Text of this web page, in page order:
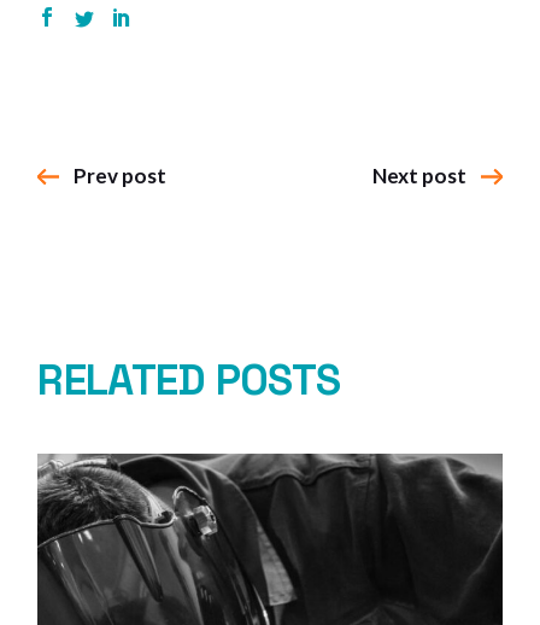
Prev post Next post
RELATED POSTS